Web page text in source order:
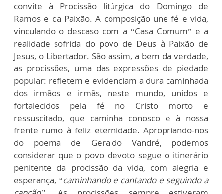
convite à Procissão litúrgica do Domingo de
Ramos e da Paixão. A composição une fé e vida,
vinculando o descaso com a “Casa Comum” e a
realidade sofrida do povo de Deus à Paixão de
Jesus, o Libertador. São assim, a bem da verdade,
as procissões, uma das expressões de piedade
popular: refletem e evidenciam a dura caminhada
dos irmãos e irmãs, neste mundo, unidos e
fortalecidos pela fé no Cristo morto e
ressuscitado, que caminha conosco e à nossa
frente rumo à feliz eternidade. Apropriando-nos
do poema de Geraldo Vandré, podemos
considerar que o povo devoto segue o itinerário
penitente da procissão da vida, com alegria e
esperança, “caminhando e cantando e seguindo a